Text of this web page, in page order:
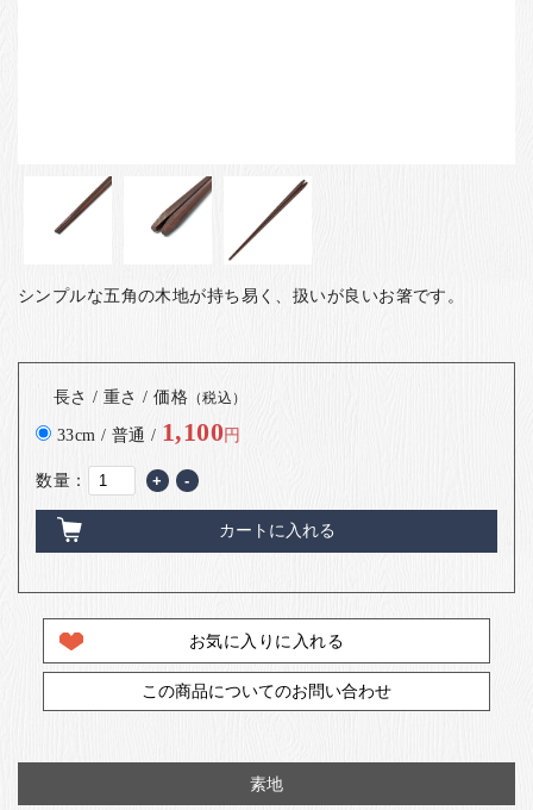
シンプルな五角の木地が持ち易く、扱いが良いお箸です。
長さ / 重さ / 価格 （税込）
33cm / 普通 / 1,100円
数量： + -
カートに入れる
お気に入りに入れる
この商品についてのお問い合わせ
素地